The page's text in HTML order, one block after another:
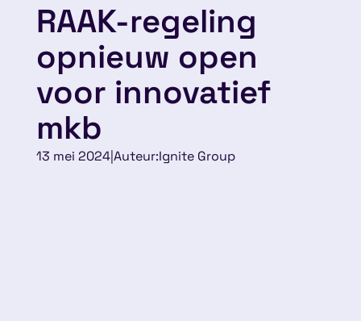
RAAK-regeling
opnieuw open
voor innovatief
mkb
13 mei 2024|Auteur:Ignite Group